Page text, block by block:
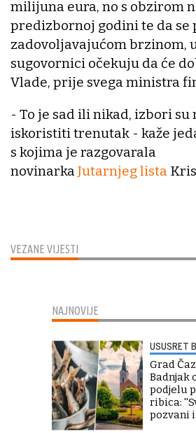
VEZANE VIJESTI
milijuna eura, no s obzirom
predizbornoj godini te da se
zadovoljavajućom brzinom,
sugovornici očekuju da će
Vlade, prije svega ministra
- To je sad ili nikad, izbori su
iskoristiti trenutak - kaže
s kojima je razgovarala
novinarka Jutarnjeg lista
NAJNOVIJE
USUSRET
Grad
Badnjak
podjelu
ribica:
pozvani